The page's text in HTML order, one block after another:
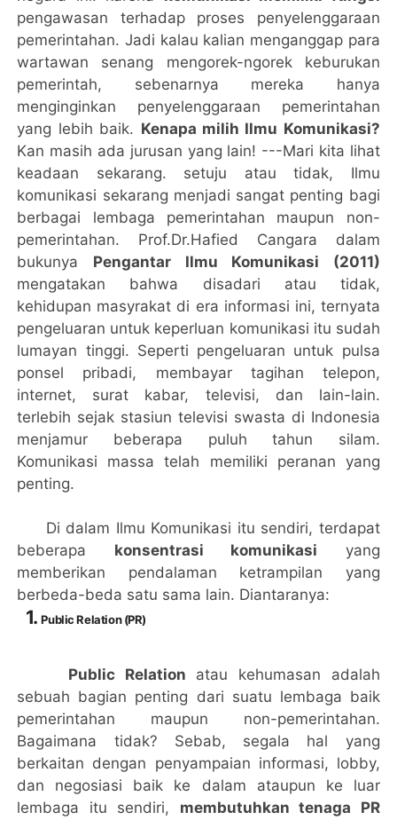
pengawasan terhadap proses penyelenggaraan
pemerintahan. Jadi kalau kalian menganggap para
wartawan senang mengorek-ngorek keburukan
pemerintah, sebenarnya mereka hanya
menginginkan penyelenggaraan pemerintahan
yang lebih baik. Kenapa milih Ilmu Komunikasi?
Kan masih ada jurusan yang lain! ---Mari kita lihat
keadaan sekarang. setuju atau tidak, Ilmu
komunikasi sekarang menjadi sangat penting bagi
berbagai lembaga pemerintahan maupun non-
pemerintahan. Prof.Dr.Hafied Cangara dalam
bukunya Pengantar Ilmu Komunikasi (2011)
mengatakan bahwa disadari atau tidak,
kehidupan masyrakat di era informasi ini, ternyata
pengeluaran untuk keperluan komunikasi itu sudah
lumayan tinggi. Seperti pengeluaran untuk pulsa
ponsel pribadi, membayar tagihan telepon,
internet, surat kabar, televisi, dan lain-lain.
terlebih sejak stasiun televisi swasta di Indonesia
menjamur beberapa puluh tahun silam.
Komunikasi massa telah memiliki peranan yang
penting.
Di dalam Ilmu Komunikasi itu sendiri, terdapat
beberapa konsentrasi komunikasi yang
memberikan pendalaman ketrampilan yang
berbeda-beda satu sama lain. Diantaranya:
1.Public Relation (PR)
Public Relation atau kehumasan adalah
sebuah bagian penting dari suatu lembaga baik
pemerintahan maupun non-pemerintahan.
Bagaimana tidak? Sebab, segala hal yang
berkaitan dengan penyampaian informasi, lobby,
dan negosiasi baik ke dalam ataupun ke luar
lembaga itu sendiri, membutuhkan tenaga PR